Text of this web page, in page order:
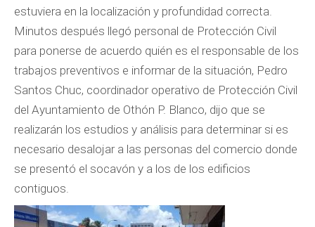
estuviera en la localización y profundidad correcta.
Minutos después llegó personal de Protección Civil
para ponerse de acuerdo quién es el responsable de los
trabajos preventivos e informar de la situación, Pedro
Santos Chuc, coordinador operativo de Protección Civil
del Ayuntamiento de Othón P. Blanco, dijo que se
realizarán los estudios y análisis para determinar si es
necesario desalojar a las personas del comercio donde
se presentó el socavón y a los de los edificios
contiguos.